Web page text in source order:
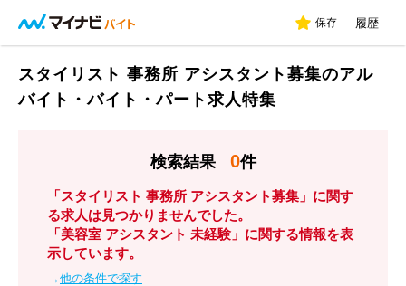
保存 履歴
スタイリスト 事務所 アシスタント募集のアル
バイト・バイト・パート求人特集
検索結果 0件
「スタイリスト 事務所 アシスタント募集」に関す
る求人は見つかりませんでした。
「美容室 アシスタント 未経験」に関する情報を表
示しています。
→他の条件で探す